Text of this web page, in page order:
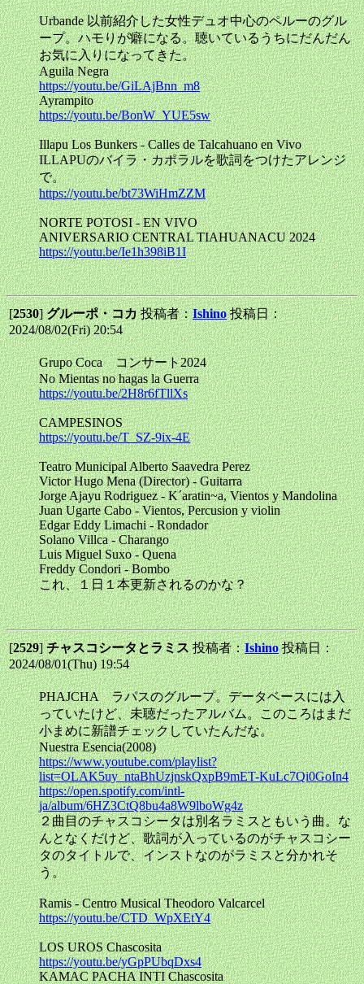
Urbande 以前紹介した女性デュオ中心のペルーのグル
ープ。ハモりが癖になる。聴いているうちにだんだん
お気に入りになってきた。
Aguila Negra
https://youtu.be/GiLAjBnn_m8
Ayrampito
https://youtu.be/BonW_YUE5sw
Illapu Los Bunkers - Calles de Talcahuano en Vivo
ILLAPUのバイラ・カポラルを歌詞をつけたアレンジ
で。
https://youtu.be/bt73WiHmZZM
NORTE POTOSI - EN VIVO
ANIVERSARIO CENTRAL TIAHUANACU 2024
https://youtu.be/Ie1h398iB1I
[2530]グルーポ・コカ投稿者：Ishino 投稿日：
2024/08/02(Fri) 20:54
Grupo Coca コンサート2024
No Mientas no hagas la Guerra
https://youtu.be/2H8r6fTllXs
CAMPESINOS
https://youtu.be/T_SZ-9ix-4E
Teatro Municipal Alberto Saavedra Perez
Victor Hugo Mena (Director) - Guitarra
Jorge Ajayu Rodriguez - K´aratin~a, Vientos y Mandolina
Juan Ugarte Cabo - Vientos, Percusion y violin
Edgar Eddy Limachi - Rondador
Solano Villca - Charango
Luis Miguel Suxo - Quena
Freddy Condori - Bombo
これ、１日１本更新されるのかな？
[2529]チャスコシータとラミス投稿者：Ishino 投稿日：
2024/08/01(Thu) 19:54
PHAJCHA ラパスのグループ。データベースには入
っていたけど、未聴だったアルバム。このころはまだ
小まめに新譜チェックしていたんだな。
Nuestra Esencia(2008)
https://www.youtube.com/playlist?
list=OLAK5uy_ntaBhUzjnskQxpB9mET-KuLc7Qi0GoIn4
https://open.spotify.com/intl-
ja/album/6HZ3CtQ8bu4a8W9lboWg4z
２曲目のチャスコシータは別名ラミスともいう曲。な
んとなくだけど、歌詞が入っているのがチャスコシー
タのタイトルで、インストなのがラミスと分かれそ
う。
Ramis - Centro Musical Theodoro Valcarcel
https://youtu.be/CTD_WpXEtY4
LOS UROS Chascosita
https://youtu.be/yGpPUbqDxs4
KAMAC PACHA INTI Chascosita